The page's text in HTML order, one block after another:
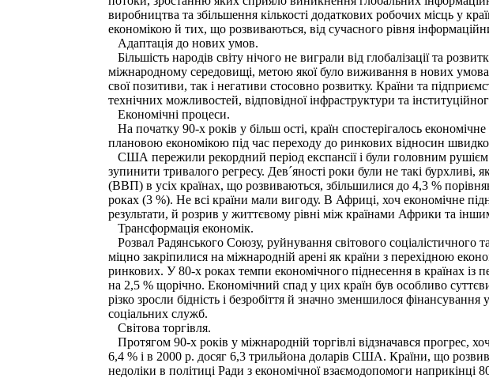
виробництва та збільшення кількості додаткових робочих місць у
економікою й тих, що розвиваються, від сучасного рівня
Адаптація до нових умов.
Більшість народів світу нічого не виграли від глобалізації та
міжнародному середовищі, метою якої було виживання в нових
свої позитиви, так і негативи стосовно розвитку. Країни та
технічних можливостей, відповідної інфраструктури та
Економічні процеси.
На початку 90-х років у більш ості, країн спостерігалось
плановою економікою під час переходу до ринкових відносин
США пережили рекордний період експансії і були головним
зупинити тривалого регресу. Дев´яності роки були не такі
(ВВП) в усіх країнах, що розвиваються, збільшилися до 4,3 %
роках (3 %). Не всі країни мали вигоду. В Африці, хоч економічне
результати, й розрив у життєвому рівні між країнами Африки та
Трансформація економік.
Розвал Радянського Союзу, руйнування світового соціалістичного
міцно закріпилися на міжнародній арені як країни з перехідною
ринкових. У 80-х роках темпи економічного піднесення в країнах
на 2,5 % щорічно. Економічний спад у цих країн був особливо
різко зросли бідність і безробіття й значно зменшилося
соціальних служб.
Світова торгівля.
Протягом 90-х років у міжнародній торгівлі відзначався прогрес,
6,4 % і в 2000 р. досяг 6,3 трильйона доларів США. Країни, що
недоліки в політиці Ради з економічної взаємодопомоги наприкінці